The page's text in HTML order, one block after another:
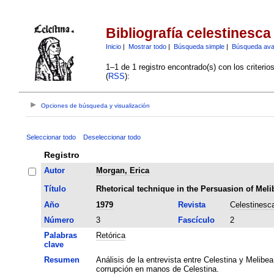
Bibliografía celestinesca
Inicio| Mostrar todo| Búsqueda simple| Búsqueda
1–1 de 1 registro encontrado(s) con los
(RSS):
Opciones de búsqueda y visualización
Seleccionar todo Deseleccionar todo
Registro
Autor
Morgan, Erica
Título
Rhetorical technique in the Persuasion of
Año
1979 Revista
Número
3 Fascículo
2
Palabras
clave
Retórica
Resumen
Análisis de la entrevista entre Celestina y
corrupción en manos de Celestina.